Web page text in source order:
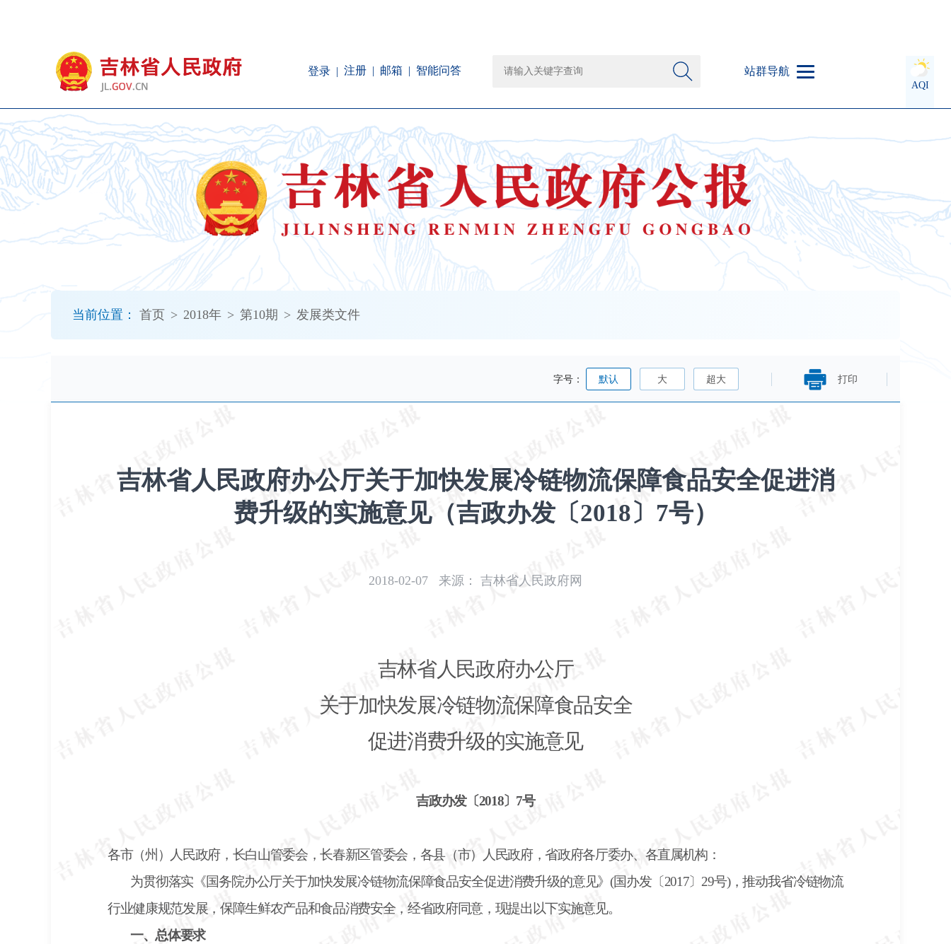
登录 注册 邮箱 智能问答 站群导航
AQI
当前位置： 首页 > 2018年 > 第10期 > 发展类文件
打印
字号： 默认 大 超大
吉林省人民政府办公厅关于加快发展冷链物流保障食品安全促进消
费升级的实施意见（吉政办发〔2018〕7号）
2018-02-07 来源： 吉林省人民政府网
吉林省人民政府办公厅
关于加快发展冷链物流保障食品安全
促进消费升级的实施意见
吉政办发〔2018〕7号
各市（州）人民政府，长白山管委会，长春新区管委会，各县（市）人民政府，省政府各厅委办、各直属机构：
为贯彻落实《国务院办公厅关于加快发展冷链物流保障食品安全促进消费升级的意见》(国办发〔2017〕29号)，推动我省冷链物流
行业健康规范发展，保障生鲜农产品和食品消费安全，经省政府同意，现提出以下实施意见。
一、总体要求
障
碍
说
明
页
面,
按
加